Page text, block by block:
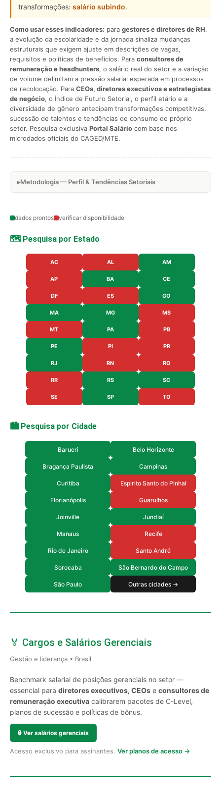
transformações: salário subindo.
Como usar esses indicadores: para gestores e diretores de RH,
a evolução da escolaridade e da jornada sinaliza mudanças
estruturais que exigem ajuste em descrições de vagas,
requisitos e políticas de benefícios. Para consultores de
remuneração e headhunters, o salário real do setor e a variação
de volume delimitam a pressão salarial esperada em processos
de recolocação. Para CEOs, diretores executivos e estrategistas
de negócio, o Índice de Futuro Setorial, o perfil etário e a
diversidade de gênero antecipam transformações competitivas,
sucessão de talentos e tendências de consumo do próprio
setor. Pesquisa exclusiva Portal Salário com base nos
microdados oficiais do CAGED/MTE.
Metodologia — Perfil & Tendências Setoriais
dados prontos verificar disponibilidade
🗺️ Pesquisa por Estado
AC AL AM
AP BA CE
DF ES GO
MA MG MS
MT PA PB
PE PI PR
RJ RN RO
RR RS SC
SE SP TO
🏙️ Pesquisa por Cidade
Barueri Belo Horizonte
Bragança Paulista Campinas
Curitiba Espirito Santo do Pinhal
Florianópolis Guarulhos
Joinville Jundiaí
Manaus Recife
Rio de Janeiro Santo André
Sorocaba São Bernardo do Campo
São Paulo Outras cidades →
🏅 Cargos e Salários Gerenciais
Gestão e liderança • Brasil
Benchmark salarial de posições gerenciais no setor —
essencial para diretores executivos, CEOs e consultores de
remuneração executiva calibrarem pacotes de C-Level,
planos de sucessão e políticas de bônus.
🔒 Ver salários gerenciais
Acesso exclusivo para assinantes. Ver planos de acesso →